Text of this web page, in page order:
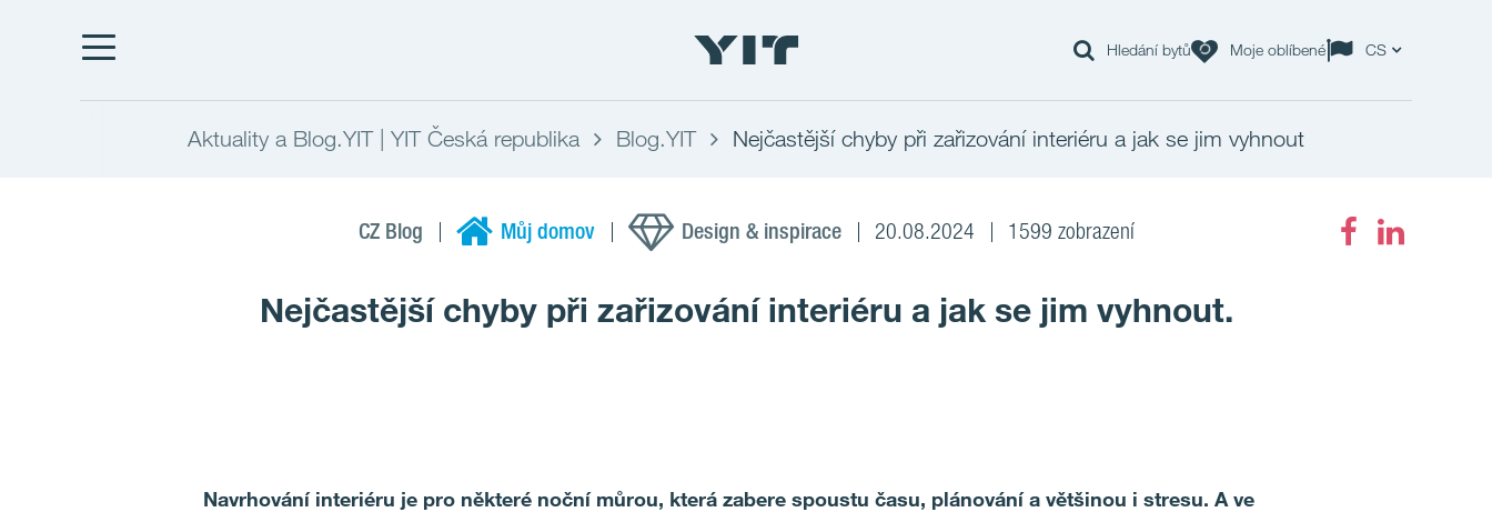
Hledání bytů Moje oblíbené CS
Aktuality a Blog.YIT | YIT Česká republika Blog.YIT Nejčastější chyby při zařizování interiéru a jak se jim vyhnout
CZ Blog Můj domov Design & inspirace 20.08.2024 1599 zobrazení
Nejčastější chyby při zařizování interiéru a jak se jim vyhnout.
Navrhování interiéru je pro některé noční můrou, která zabere spoustu času, plánování a většinou i stresu. A ve